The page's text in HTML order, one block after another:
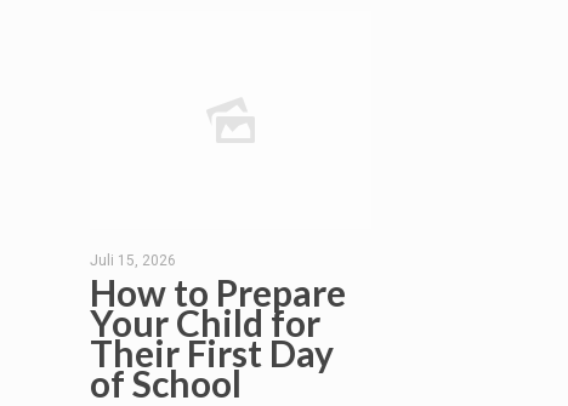
Juli 15, 2026
How to Prepare
Your Child for
Their First Day
of School